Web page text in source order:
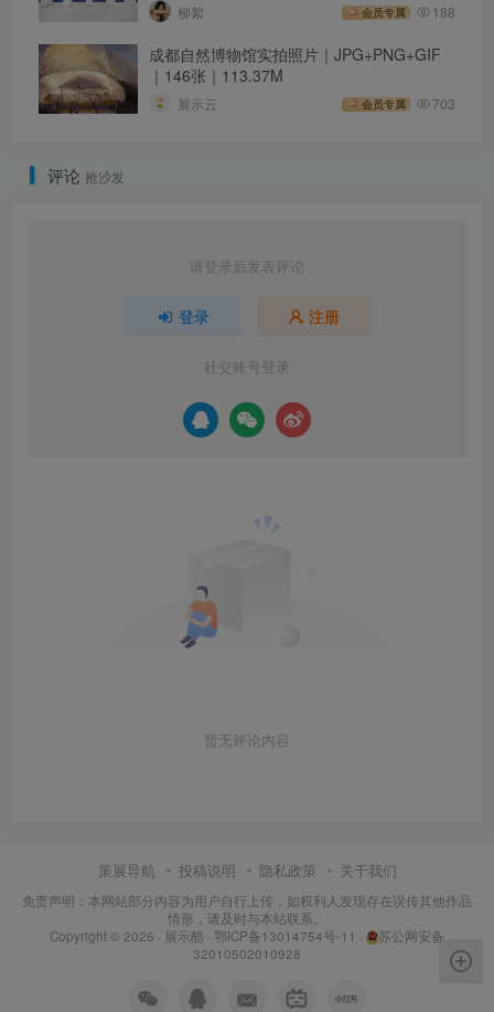
柳絮 会员专属 188
成都自然博物馆实拍照片｜JPG+PNG+GIF
｜146张｜113.37M
展示云 会员专属 703
评论 抢沙发
请登录后发表评论
登录 注册
社交账号登录
暂无评论内容
策展导航 投稿说明 隐私政策 关于我们
免责声明：本网站部分内容为用户自行上传，如权利人发现存在误传其他作品
情形，请及时与本站联系。
Copyright © 2026 · 展示酷 · 鄂ICP备13014754号-11 ·
苏公网安备
32010502010928